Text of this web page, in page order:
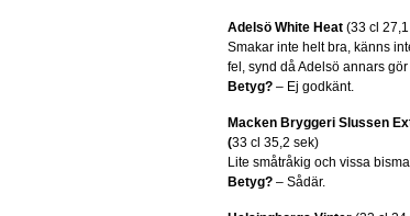
Adelsö White Heat (33 cl
Smakar inte helt bra, känns
fel, synd då Adelsö annars
Betyg? – Ej godkänt.
Macken Bryggeri Slussen
(33 cl 35,2 sek)
Lite småtråkig och vissa
Betyg? – Sådär.